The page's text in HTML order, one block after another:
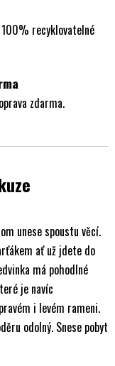
recyklovatelné
zdarma.
unese spoustu věcí.
ať už jdete do
má pohodlné
je navíc
i levém rameni.
odolný. Snese pobyt